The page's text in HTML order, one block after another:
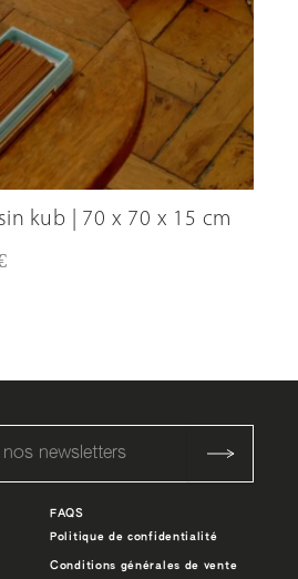
kub | 70 x 70 x 15 cm
Plage
FAQS
Politique de confidentialité
Conditions générales de vente